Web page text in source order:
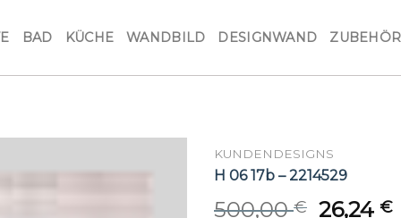
BAD KÜCHE WANDBILD DESIGNWAND ZUBEHÖR
KUNDENDESIGNS
H 06 17b – 2214529
500,00€ Original
26,24€